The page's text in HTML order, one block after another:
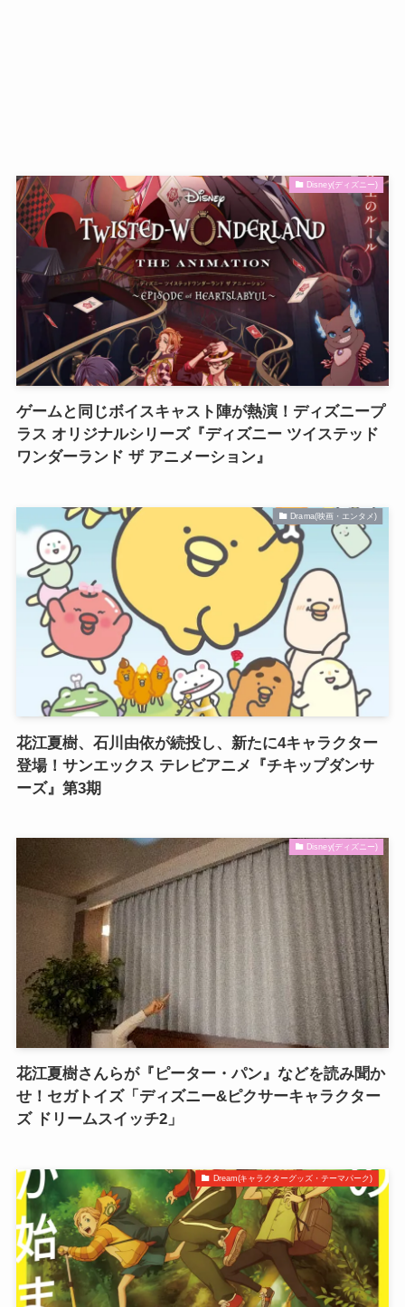
Disney(ディズニー)
ゲームと同じボイスキャスト陣が熱演！ディズニープ
ラス オリジナルシリーズ『ディズニー ツイステッド
ワンダーランド ザ アニメーション』
Drama(映画・エンタメ)
花江夏樹、石川由依が続投し、新たに4キャラクター
登場！サンエックス テレビアニメ『チキップダンサ
ーズ』第3期
Disney(ディズニー)
花江夏樹さんらが『ピーター・パン』などを読み聞か
せ！セガトイズ「ディズニー&ピクサーキャラクター
ズ ドリームスイッチ2」
Dream(キャラクターグッズ・テーマパーク)